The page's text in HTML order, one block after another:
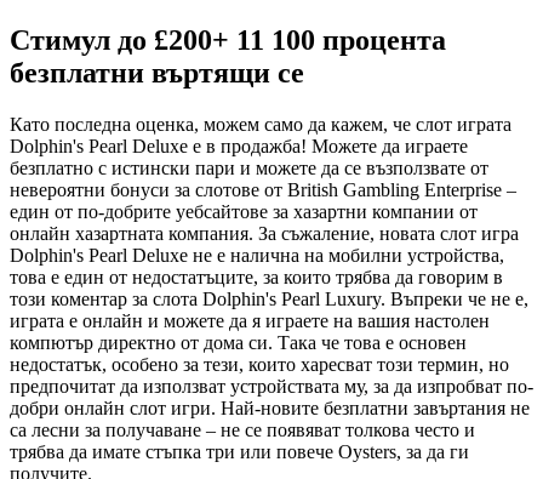
Стимул до £200+ 11 100 процента
безплатни въртящи се
Като последна оценка, можем само да кажем, че слот играта
Dolphin's Pearl Deluxe е в продажба! Можете да играете
безплатно с истински пари и можете да се възползвате от
невероятни бонуси за слотове от British Gambling Enterprise –
един от по-добрите уебсайтове за хазартни компании от
онлайн хазартната компания. За съжаление, новата слот игра
Dolphin's Pearl Deluxe не е налична на мобилни устройства,
това е един от недостатъците, за които трябва да говорим в
този коментар за слота Dolphin's Pearl Luxury. Въпреки че не е,
играта е онлайн и можете да я играете на вашия настолен
компютър директно от дома си. Така че това е основен
недостатък, особено за тези, които харесват този термин, но
предпочитат да използват устройствата му, за да изпробват по-
добри онлайн слот игри. Най-новите безплатни завъртания не
са лесни за получаване – не се появяват толкова често и
трябва да имате стъпка три или повече Oysters, за да ги
получите.